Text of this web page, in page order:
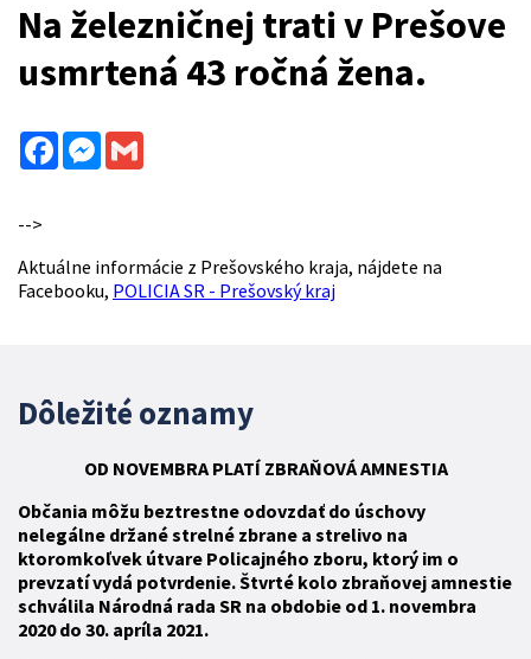
Na železničnej trati v Prešove
usmrtená 43 ročná žena.
FacebookMessenger
-->
Aktuálne informácie z Prešovského kraja, nájdete na
Facebooku, POLICIA SR - Prešovský kraj
Dôležité oznamy
OD NOVEMBRA PLATÍ ZBRAŇOVÁAMNESTIA
Občania môžu beztrestne odovzdať do úschovy
nelegálne držané strelné zbrane a strelivo na
ktoromkoľvek útvare Policajného zboru, ktorý im o
prevzatí vydá potvrdenie. Štvrté kolo zbraňovej amnestie
schválila Národná rada SR na obdobie od 1. novembra
2020 do 30. apríla 2021.